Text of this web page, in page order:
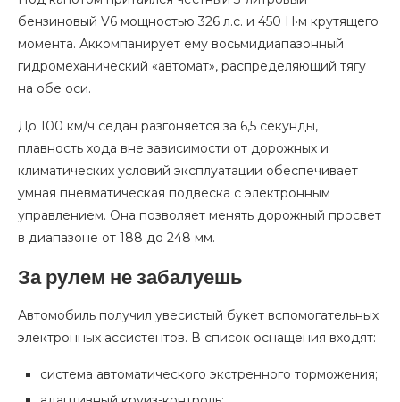
бензиновый V6 мощностью 326 л.с. и 450 Н·м крутящего
момента. Аккомпанирует ему восьмидиапазонный
гидромеханический «автомат», распределяющий тягу
на обе оси.
До 100 км/ч седан разгоняется за 6,5 секунды,
плавность хода вне зависимости от дорожных и
климатических условий эксплуатации обеспечивает
умная пневматическая подвеска с электронным
управлением. Она позволяет менять дорожный просвет
в диапазоне от 188 до 248 мм.
За рулем не забалуешь
Автомобиль получил увесистый букет вспомогательных
электронных ассистентов. В список оснащения входят:
система автоматического экстренного торможения;